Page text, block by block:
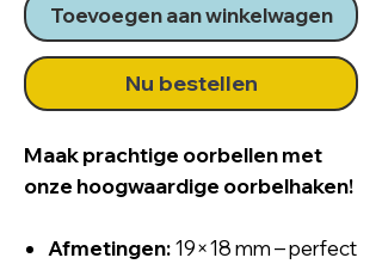
Toevoegen aan winkelwagen
Nu bestellen
Maak prachtige oorbellen met
onze hoogwaardige oorbelhaken!
Afmetingen:19×18 mm – perfect